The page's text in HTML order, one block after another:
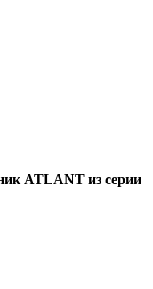
ATLANT из серии